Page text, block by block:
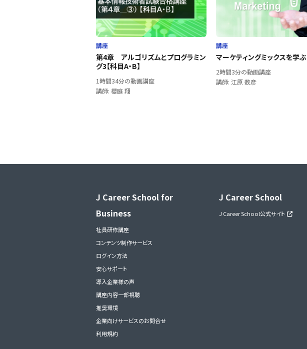
講座
第4章 アルゴリズムとプログラミン
グ3【科目A・B】
1時間34分の動画講座
講師: 櫻庭 翔
講座
マーケティングミックスを学ぶ
2時間3分の動画講座
講師: 江原 数彦
J Career School for
Business
社員研修講座
コンテンツ制作サービス
ログイン方法
安心サポート
導入企業様の声
講座内容一部視聴
推奨環境
企業向けサービスのお問合せ
利用規約
J Career School
J Career School公式サイト